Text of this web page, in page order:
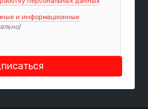
и информационные